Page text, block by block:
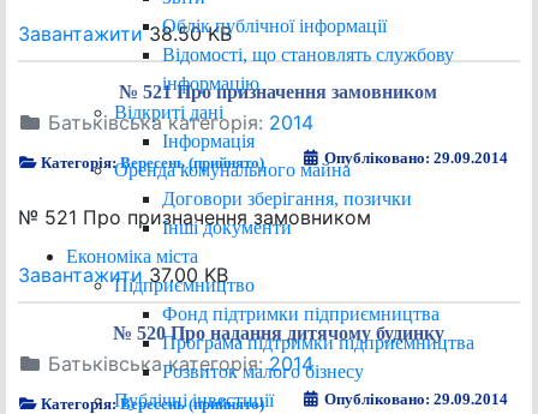
Облік публічної інформації
Відомості, що становлять службову
інформацію
Відкриті дані
Інформація
Оренда комунального майна
Договори зберігання, позички
Інші документи
Економіка міста
Підприємництво
Фонд підтримки підприємництва
Програма підтримки підприємництва
Розвиток малого бізнесу
Публічні інвестиції
Завантажити38.50 KB
№ 521 Про призначення замовником
Батьківська категорія: 2014
Категорія:Вересень (прийнято) Опубліковано: 29.09.2014
№ 521 Про призначення замовником
Завантажити 37.00 KB
№ 520 Про надання дитячому будинку
Батьківська категорія:2014
Категорія:Вересень (прийнято) Опубліковано: 29.09.2014